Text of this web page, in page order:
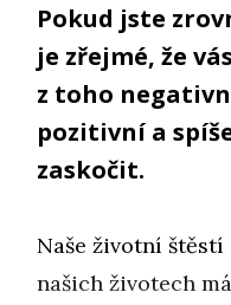
Pokud jste
je zřejmé, že
z toho
pozitivní a
zaskočit.
Naše životní
našich životech